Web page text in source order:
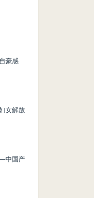
豪感
女解放
中国产